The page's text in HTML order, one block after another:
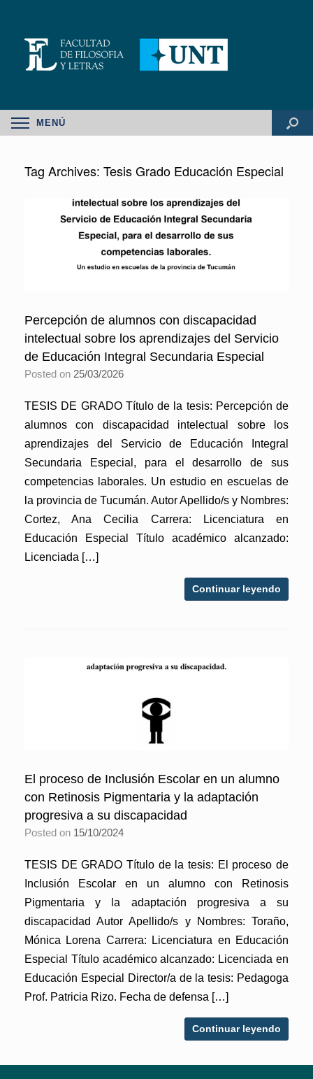
MENÚ
Tag Archives: Tesis Grado Educación Especial
Percepción de alumnos con discapacidad
intelectual sobre los aprendizajes del Servicio
de Educación Integral Secundaria Especial
Posted on 25/03/2026
TESIS DE GRADO Título de la tesis: Percepción de
alumnos con discapacidad intelectual sobre los
aprendizajes del Servicio de Educación Integral
Secundaria Especial, para el desarrollo de sus
competencias laborales. Un estudio en escuelas de
la provincia de Tucumán. Autor Apellido/s y Nombres:
Cortez, Ana Cecilia Carrera: Licenciatura en
Educación Especial Título académico alcanzado:
Licenciada […]
Continuar leyendo
El proceso de Inclusión Escolar en un alumno
con Retinosis Pigmentaria y la adaptación
progresiva a su discapacidad
Posted on 15/10/2024
TESIS DE GRADO Título de la tesis: El proceso de
Inclusión Escolar en un alumno con Retinosis
Pigmentaria y la adaptación progresiva a su
discapacidad Autor Apellido/s y Nombres: Toraño,
Mónica Lorena Carrera: Licenciatura en Educación
Especial Título académico alcanzado: Licenciada en
Educación Especial Director/a de la tesis: Pedagoga
Prof. Patricia Rizo. Fecha de defensa […]
Continuar leyendo